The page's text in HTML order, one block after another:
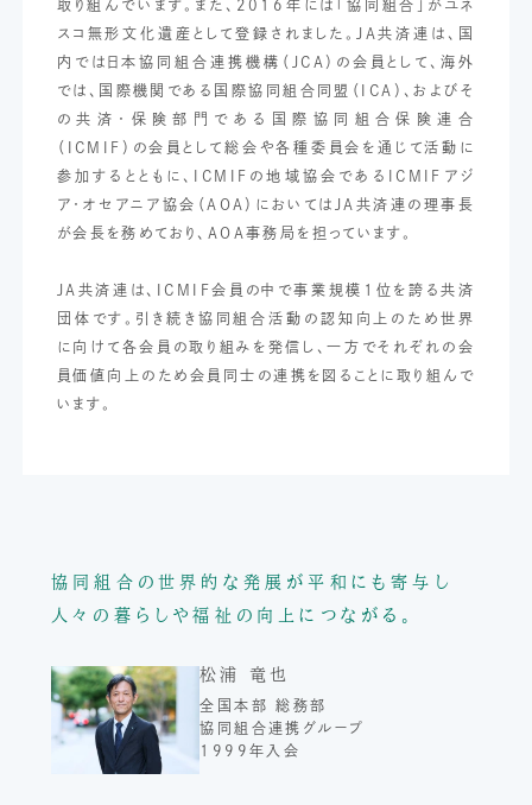
取り組んでいます。また、2016年には「協同組合」がユネ
スコ無形文化遺産として登録されました。JA共済連は、国
内では日本協同組合連携機構（JCA）の会員として、海外
では、国際機関である国際協同組合同盟（ICA）、およびそ
の共済・保険部門である国際協同組合保険連合
（ICMIF）の会員として総会や各種委員会を通じて活動に
参加するとともに、ICMIFの地域協会であるICMIFアジ
ア・オセアニア協会（AOA）においてはJA共済連の理事長
が会長を務めており、AOA事務局を担っています。
JA共済連は、ICMIF会員の中で事業規模１位を誇る共済
団体です。引き続き協同組合活動の認知向上のため世界
に向けて各会員の取り組みを発信し、一方でそれぞれの会
員価値向上のため会員同士の連携を図ることに取り組んで
います。
協同組合の世界的な発展が平和にも寄与し
人々の暮らしや福祉の向上につながる。
松浦 竜也
全国本部 総務部
協同組合連携グループ
1999年入会